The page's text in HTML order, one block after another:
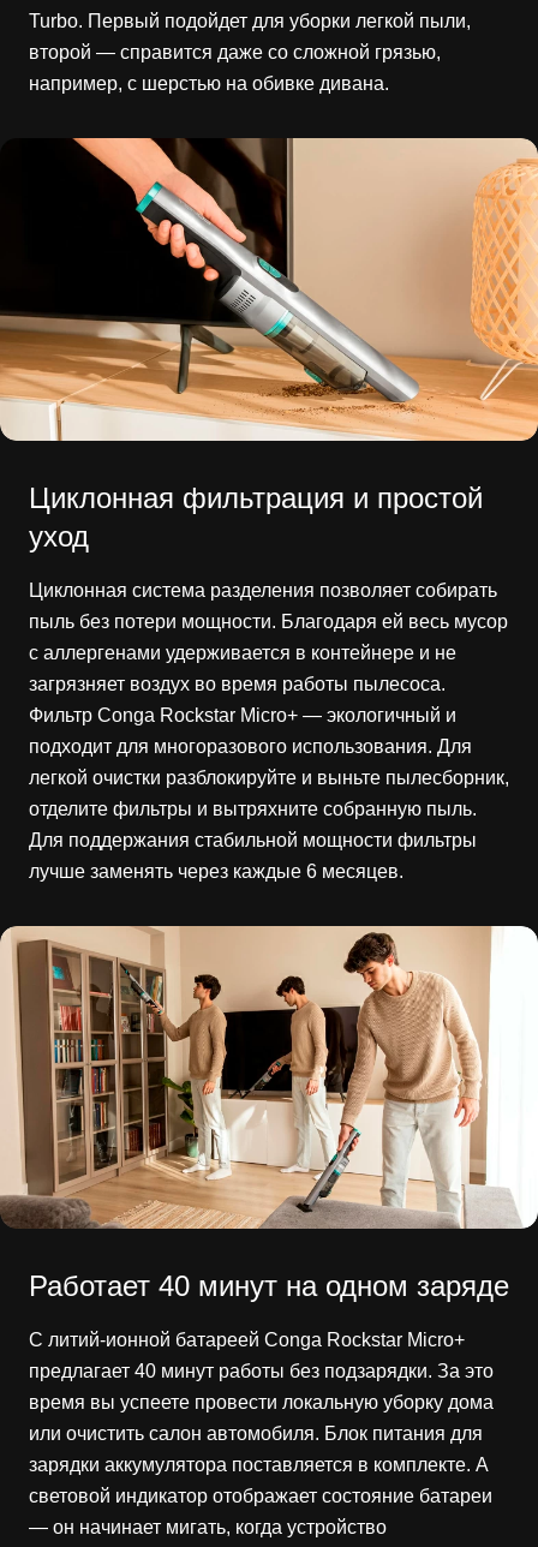
Turbo. Первый подойдет для уборки легкой пыли,
второй — справится даже со сложной грязью,
например, с шерстью на обивке дивана.
Циклонная фильтрация и простой
уход
Циклонная система разделения позволяет собирать
пыль без потери мощности. Благодаря ей весь мусор
с аллергенами удерживается в контейнере и не
загрязняет воздух во время работы пылесоса.
Фильтр Conga Rockstar Micro+ — экологичный и
подходит для многоразового использования. Для
легкой очистки разблокируйте и выньте пылесборник,
отделите фильтры и вытряхните собранную пыль.
Для поддержания стабильной мощности фильтры
лучше заменять через каждые 6 месяцев.
Работает 40 минут на одном заряде
С литий-ионной батареей Conga Rockstar Micro+
предлагает 40 минут работы без подзарядки. За это
время вы успеете провести локальную уборку дома
или очистить салон автомобиля. Блок питания для
зарядки аккумулятора поставляется в комплекте. А
световой индикатор отображает состояние батареи
— он начинает мигать, когда устройство